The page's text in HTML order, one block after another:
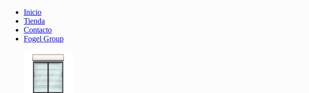
Inicio
Tienda
Contacto
Fogel Group